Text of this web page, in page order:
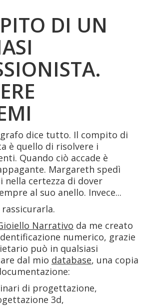
DI UN
dice tutto. Il compito di
è quello di risolvere i
Quando ciò accade è
Margareth spedì
nella certezza di dover
al suo anello. Invece...
rassicurarla.
Narrativo da me creato
numerico, grazie
può in qualsiasi
dal mio database, una copia
di progettazione,
3d,